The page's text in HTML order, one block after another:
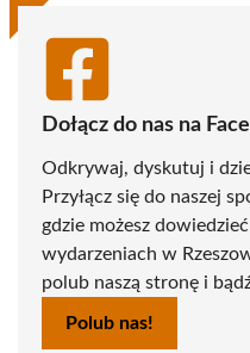
Dołącz do nas na
Odkrywaj, dyskutuj i
Przyłącz się do naszej
gdzie możesz
wydarzeniach w
polub naszą stronę i
Polub nas!